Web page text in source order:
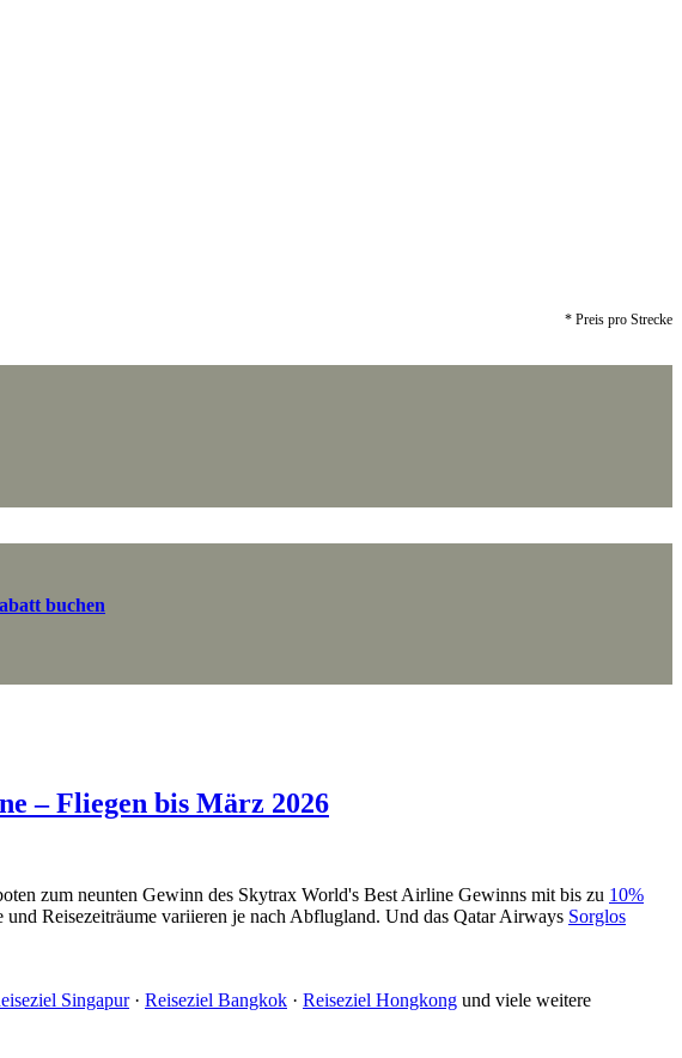
* Preis pro Strecke
buchen
– Fliegen bis März 2026
zum neunten Gewinn des Skytrax World's Best Airline Gewinns mit bis zu 10%
Reisezeiträume variieren je nach Abflugland. Und das Qatar Airways Sorglos
Singapur· Reiseziel Bangkok · Reiseziel Hongkong und viele weitere